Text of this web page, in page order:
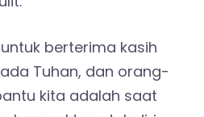
berterima kasih
Tuhan, dan orang-
kita adalah saat